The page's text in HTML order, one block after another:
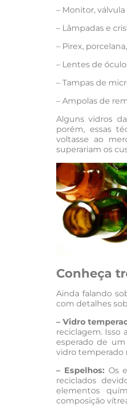
– Monitor,
– Lâmpadas e
– Pirex,
– Lentes de
– Tampas de
– Ampolas de
Alguns vidros
porém, essas
voltasse ao
superariam os
Conheça
Ainda falando
com detalhes
– Vidro
reciclagem. Isso
esperado de
vidro temperado
– Espelhos: Os
reciclados
elementos
composição